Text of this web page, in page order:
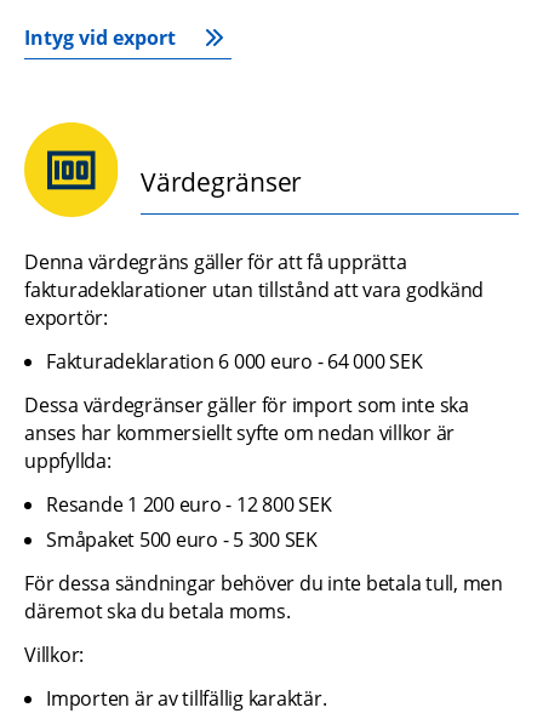
Intyg vid export
Värdegränser
Denna värdegräns gäller för att få upprätta
fakturadeklarationer utan tillstånd att vara godkänd
exportör:
Fakturadeklaration 6 000 euro - 64 000 SEK
Dessa värdegränser gäller för import som inte ska
anses har kommersiellt syfte om nedan villkor är
uppfyllda:
Resande 1 200 euro - 12 800 SEK
Småpaket 500 euro - 5 300 SEK
För dessa sändningar behöver du inte betala tull, men
däremot ska du betala moms.
Villkor:
Importen är av tillfällig karaktär.